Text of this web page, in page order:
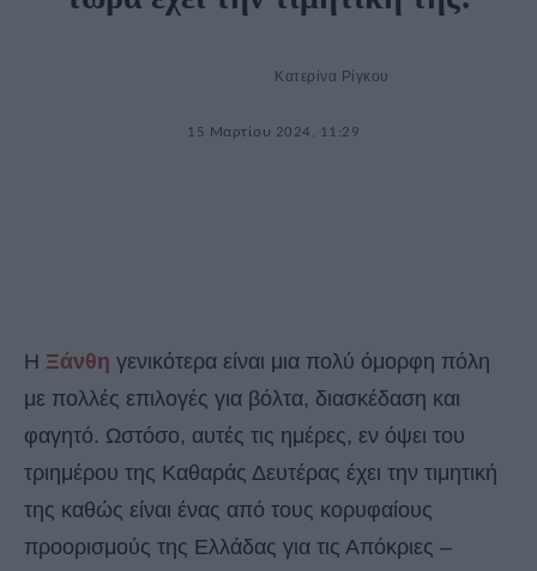
Κατερίνα Ρίγκου
15 Μαρτίου 2024, 11:29
Η Ξάνθη γενικότερα είναι μια πολύ όμορφη πόλη
με πολλές επιλογές για βόλτα, διασκέδαση και
φαγητό. Ωστόσο, αυτές τις ημέρες, εν όψει του
τριημέρου της Καθαράς Δευτέρας έχει την τιμητική
της καθώς είναι ένας από τους κορυφαίους
προορισμούς της Ελλάδας για τις Απόκριες –